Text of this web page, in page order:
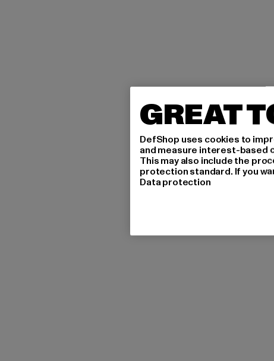
GREAT
DefShop uses cookies to
and measure interest-based
This may also include the
protection standard. If you
Data protection